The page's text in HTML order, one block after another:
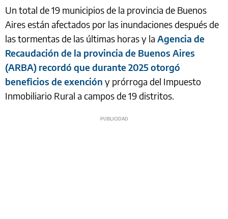
Un total de 19 municipios de la provincia de Buenos
Aires están afectados por las inundaciones después de
las tormentas de las últimas horas y la Agencia de
Recaudación de la provincia de Buenos Aires
(ARBA) recordó que durante 2025 otorgó
beneficios de exención y prórroga del Impuesto
Inmobiliario Rural a campos de 19 distritos.